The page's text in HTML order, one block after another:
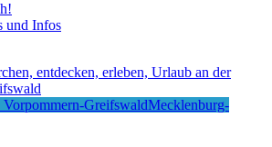
und Infos
Vorpommern-GreifswaldMecklenburg-